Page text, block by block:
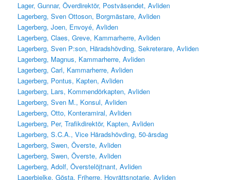
Lager, Gunnar, Överdirektör, Postväsendet, Avliden
Lagerberg, Sven Ottoson, Borgmästare, Avliden
Lagerberg, Joen, Envoyé, Avliden
Lagerberg, Claes, Greve, Kammarherre, Avliden
Lagerberg, Sven P:son, Häradshövding, Sekreterare, Avliden
Lagerberg, Magnus, Kammarherre, Avliden
Lagerberg, Carl, Kammarherre, Avliden
Lagerberg, Pontus, Kapten, Avliden
Lagerberg, Lars, Kommendörkapten, Avliden
Lagerberg, Sven M., Konsul, Avliden
Lagerberg, Otto, Konteramiral, Avliden
Lagerberg, Per, Trafikdirektör, Kapten, Avliden
Lagerberg, S.C.A., Vice Häradshövding, 50-årsdag
Lagerberg, Swen, Överste, Avliden
Lagerberg, Swen, Överste, Avliden
Lagerberg, Adolf, Överstelöjtnant, Avliden
Lagerbielke, Gösta, Friherre, Hovrättsnotarie, Avliden